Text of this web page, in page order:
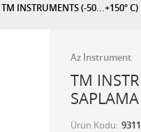
TM INSTRUMENTS (-50...+150°
Az İnstrument
TM
Ürün Kodu 9311